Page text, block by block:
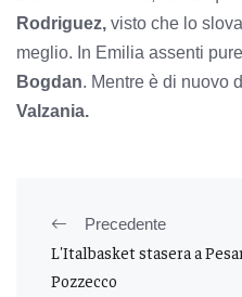
Rodriguez, visto che lo
meglio. In Emilia assenti pure
Bogdan. Mentre è di nuovo
Valzania.
Precedente
L'Italbasket stasera a
Pozzecco